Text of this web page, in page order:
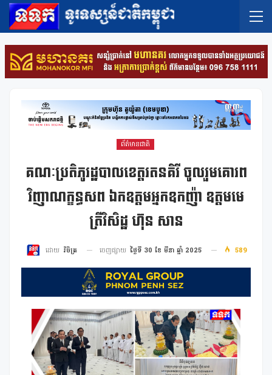
ព័ត៌មានជាតិ
គណៈប្រតិភូរដ្ឋបាលខេត្តរតនគិរី ចូលរួមគោរព
វិញាណក្ខន្ធសព ឯកឧត្តមអ្នកឧកញ៉ា ឧត្តមមេ
ត្រីវិសិដ្ឋ ហ៊ុន សាន
ដោយ វិចិត្រ ចេញផ្សាយ ថ្ងៃទី 30 ខែ មីនា ឆ្នាំ 2025 589